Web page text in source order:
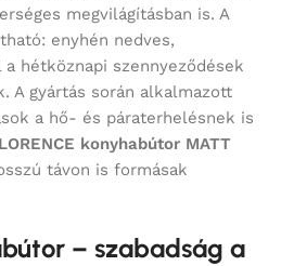
megvilágításban is. A
enyhén nedves,
hétköznapi szennyeződések
A gyártás során alkalmazott
a hő- és páraterhelésnek is
konyhabútor MATT
távon is formásak
– szabadság a